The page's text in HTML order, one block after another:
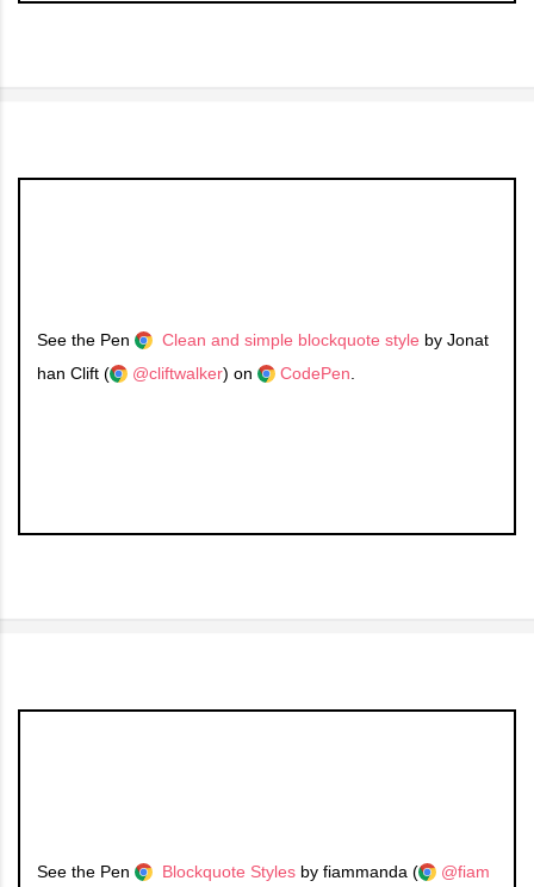
See the Pen Clean and simple blockquote style by Jonat
han Clift (
@cliftwalker) on CodePen
See the Pen Blockquote Styles by fiammanda (
@fiam